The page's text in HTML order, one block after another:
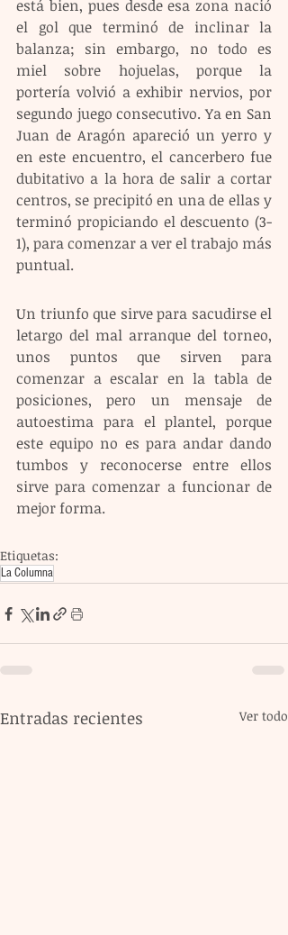
está bien, pues desde esa zona nació
el gol que terminó de inclinar la
balanza; sin embargo, no todo es
miel sobre hojuelas, porque la
portería volvió a exhibir nervios, por
segundo juego consecutivo. Ya en San
Juan de Aragón apareció un yerro y
en este encuentro, el cancerbero fue
dubitativo a la hora de salir a cortar
centros, se precipitó en una de ellas y
terminó propiciando el descuento (3-
1), para comenzar a ver el trabajo más
puntual.
Un triunfo que sirve para sacudirse el
letargo del mal arranque del torneo,
unos puntos que sirven para
comenzar a escalar en la tabla de
posiciones, pero un mensaje de
autoestima para el plantel, porque
este equipo no es para andar dando
tumbos y reconocerse entre ellos
sirve para comenzar a funcionar de
mejor forma.
Etiquetas:
La Columna
Entradas recientes Ver todo